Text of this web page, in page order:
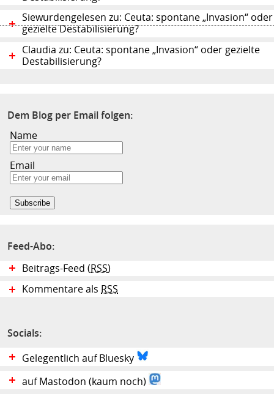
Siewurdengelesen zu: Ceuta: spontane „Invasion“ oder
gezielte Destabilisierung?
Claudia zu: Ceuta: spontane „Invasion“ oder gezielte
Destabilisierung?
Dem Blog per Email folgen:
Name
Email
Feed-Abo:
Beitrags-Feed ( RSS)
Kommentare als RSS
Socials:
Gelegentlich auf Bluesky
auf Mastodon (kaum noch)